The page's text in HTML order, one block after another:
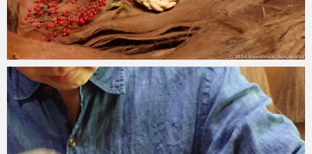
2023-12-28